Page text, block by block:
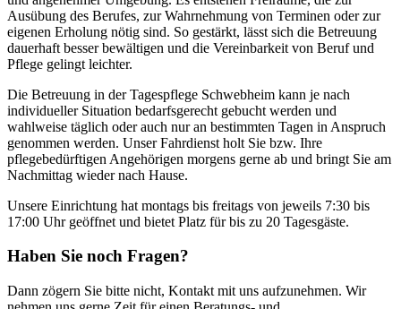
Ausübung des Berufes, zur Wahrnehmung von Terminen oder zur
eigenen Erholung nötig sind. So gestärkt, lässt sich die Betreuung
dauerhaft besser bewältigen und die Vereinbarkeit von Beruf und
Pflege gelingt leichter.
Die Betreuung in der Tagespflege Schwebheim kann je nach
individueller Situation bedarfsgerecht gebucht werden und
wahlweise täglich oder auch nur an bestimmten Tagen in Anspruch
genommen werden. Unser Fahrdienst holt Sie bzw. Ihre
pflegebedürftigen Angehörigen morgens gerne ab und bringt Sie am
Nachmittag wieder nach Hause.
Unsere Einrichtung hat montags bis freitags von jeweils 7:30 bis
17:00 Uhr geöffnet und bietet Platz für bis zu 20 Tagesgäste.
Haben Sie noch Fragen?
Dann zögern Sie bitte nicht, Kontakt mit uns aufzunehmen. Wir